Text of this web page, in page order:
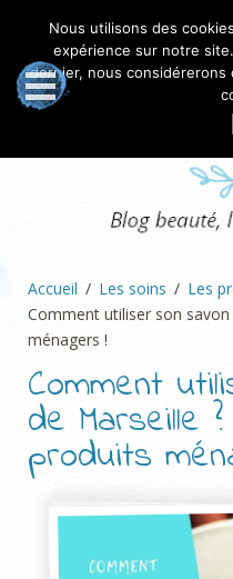
Accueil Les soins
Les
Comment utiliser son
ménagers !
Comment
de Marseille
produits
Nous utilisons des
expérience sur notre
dernier, nous